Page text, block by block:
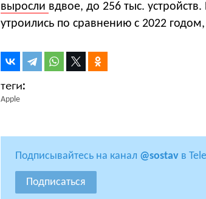
выросли вдвое, до 256 тыс.
утроились по сравнению с 2022
Apple
Подписывайтесь на канал @sostav в
Подписаться